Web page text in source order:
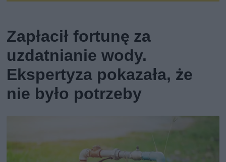
Zapłacił fortunę za
uzdatnianie wody.
Ekspertyza pokazała, że
nie było potrzeby